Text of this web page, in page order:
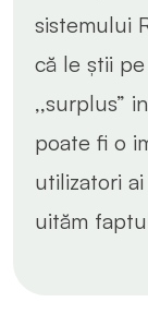
sistemului
că le știi
,,surplus”
poate fi o
utilizatori
uităm